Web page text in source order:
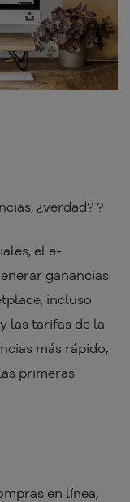
¿verdad? ?
el e-
ganancias
incluso
las tarifas de la
más rápido,
primeras
en línea,